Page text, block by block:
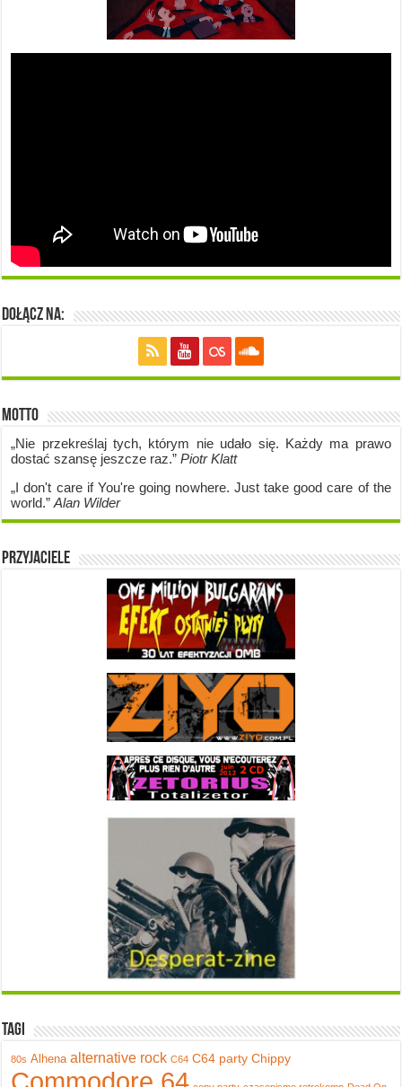
Dołącz na:
Motto
„Nie przekreślaj tych, którym nie udało się. Każdy ma prawo
dostać szansę jeszcze raz.”Piotr Klatt
„I don't care if You're going nowhere. Just take good care of the
world.”Alan Wilder
Przyjaciele
Tagi
80s Alhena alternative rock C64 C64 party Chippy